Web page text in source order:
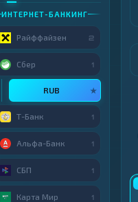
ИНТЕРНЕТ-БАНКИНГ
Райффайзен 2
Сбер 1
RUB ★
Т-Банк 1
Альфа-Банк 1
СБП 1
Карта Мир 1